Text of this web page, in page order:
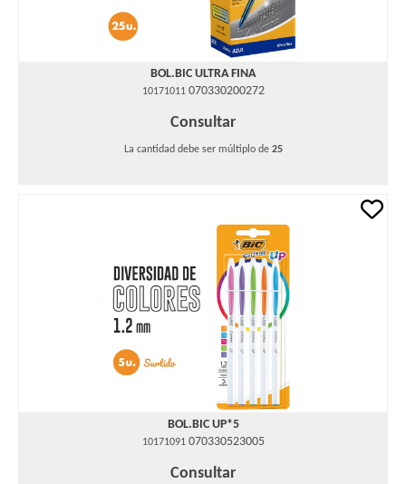
BOL.BIC ULTRA FINA
10171011 070330200272
Consultar
La cantidad debe ser múltiplo de 25
BOL.BIC UP*5
10171091 070330523005
Consultar